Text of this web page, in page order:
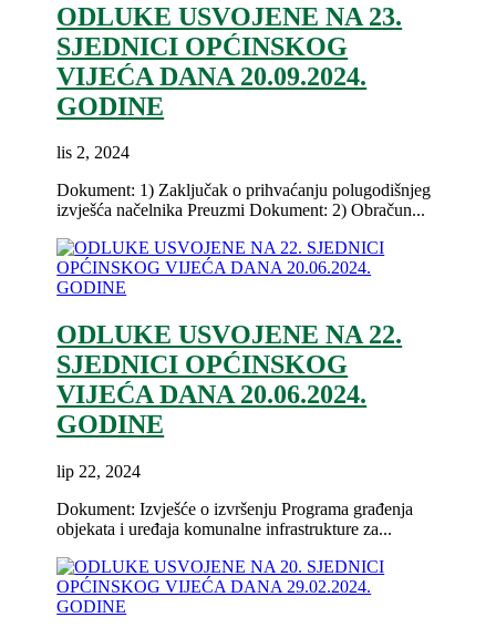
ODLUKE USVOJENE NA 23.
SJEDNICI OPĆINSKOG
VIJEĆA DANA 20.09.2024.
GODINE
lis 2, 2024
Dokument: 1) Zaključak o prihvaćanju polugodišnjeg
izvješća načelnika Preuzmi Dokument: 2) Obračun...
ODLUKE USVOJENE NA 22.
SJEDNICI OPĆINSKOG
VIJEĆA DANA 20.06.2024.
GODINE
lip 22, 2024
Dokument: Izvješće o izvršenju Programa građenja
objekata i uređaja komunalne infrastrukture za...